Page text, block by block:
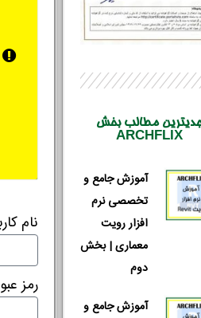
مطالب بخش
ARCHFLIX
آموزش جامع و
تخصصی نرم
افزار رویت
معماری | بخش
دوم
آموزش جامع و
نام
رمز